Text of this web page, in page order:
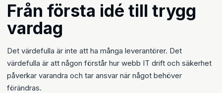
Från första idé till trygg
vardag
Det värdefulla är inte att ha många leverantörer. Det
värdefulla är att någon förstår hur webb IT drift och säkerhet
påverkar varandra och tar ansvar när något behöver
förändras.